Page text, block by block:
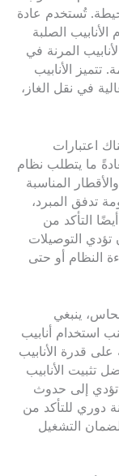
تُستخدم عادة
الصلبة
المرنة في
تتميز الأنابيب
في نقل الغاز،
اعتبارات
ما يتطلب نظام
المناسبة
تدفق المبرد،
التأكد من
تؤدي التوصيلات
النظام أو حتى
ينبغي
استخدام أنابيب
قدرة الأنابيب
تثبيت الأنابيب
تؤدي إلى حدوث
دوري للتأكد من
التشغيل